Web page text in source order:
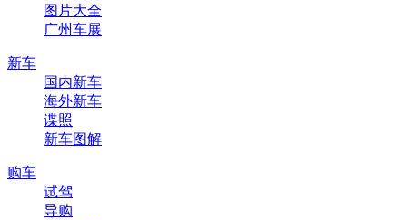
图片大全
广州车展
新车
国内新车
海外新车
谍照
新车图解
购车
试驾
导购